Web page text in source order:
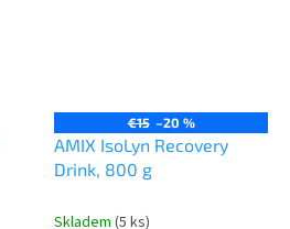
€15 –20 %
AMIX IsoLyn Recovery
Drink, 800 g
Skladem (5 ks)